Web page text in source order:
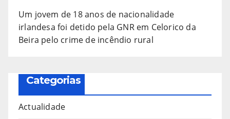
Um jovem de 18 anos de nacionalidade
irlandesa foi detido pela GNR em Celorico da
Beira pelo crime de incêndio rural
Categorias
Actualidade